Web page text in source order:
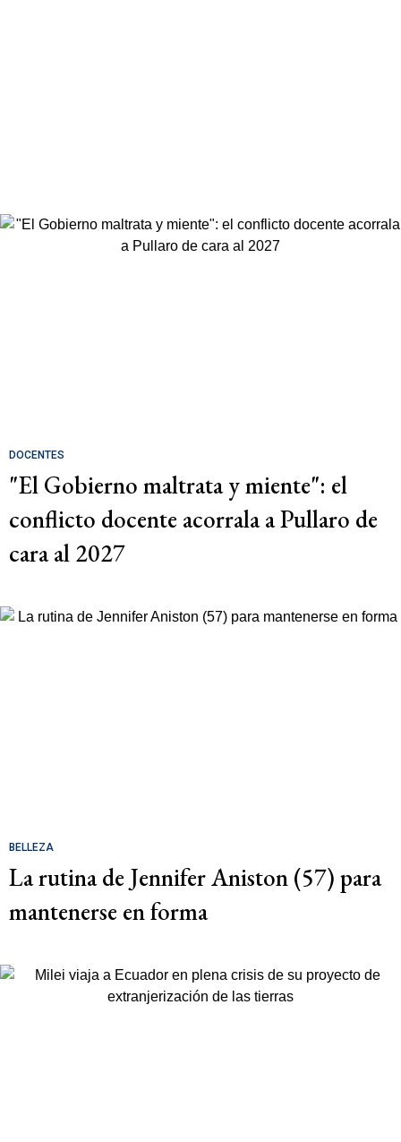
DOCENTES
"El Gobierno maltrata y miente": el
conflicto docente acorrala a Pullaro de
cara al 2027
BELLEZA
La rutina de Jennifer Aniston (57) para
mantenerse en forma